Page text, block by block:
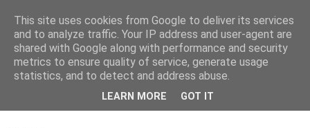
Σύλλογος Ιπποκράτειος
This site uses cookies from Google to deliver its services
and to analyze traffic. Your IP address and user-agent are
shared with Google along with performance and security
metrics to ensure quality of service, generate usage
statistics, and to detect and address abuse.
LEARN MORE GOT IT